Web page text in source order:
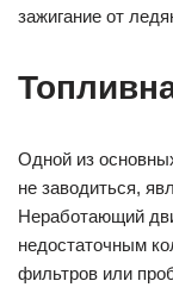
зажигание от
Одной из
не заводиться,
Неработающий
недостаточным
фильтров или